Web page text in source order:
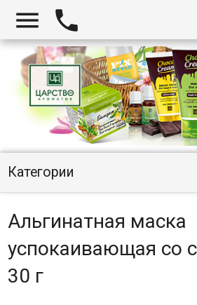
 
Категории
Альгинатная маска
успокаивающая со
30 г